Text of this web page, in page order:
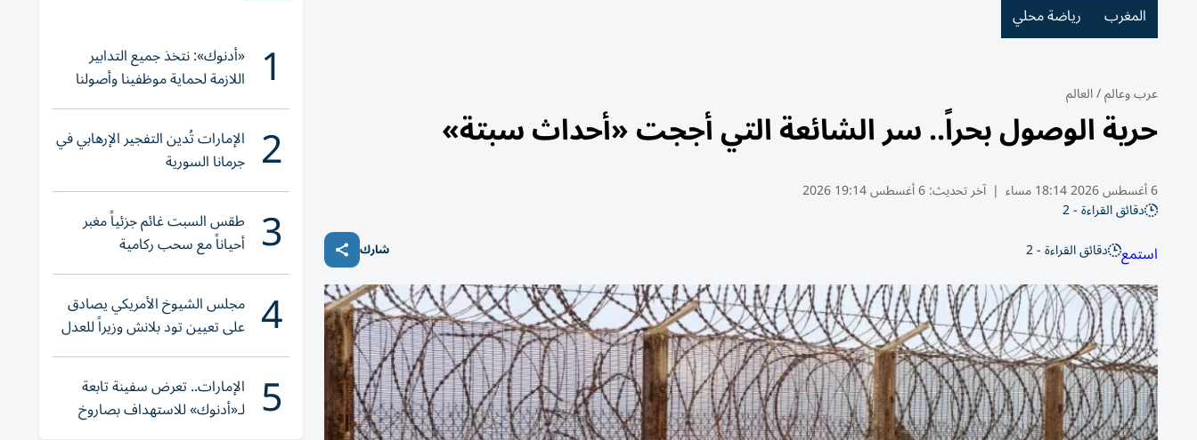
المغرب رياضة محلي
عرب وعالم/العالم
حرية الوصول بحراً.. سر الشائعة التي أججت «أحداث سبتة»
6 أغسطس 2026 18:14 مساء | آخر تحديث:6 أغسطس 19:14 2026
دقائق القراءة - 2
استمع دقائق القراءة - 2 شارك
1 «أدنوك»: نتخذ جميع التدابير
اللازمة لحماية موظفينا وأصولنا
وعملياتنا
2 الإمارات تُدين التفجير الإرهابي في
جرمانا السورية
3 طقس السبت غائم جزئياً مغبر
أحياناً مع سحب ركامية
4 مجلس الشيوخ الأمريكي يصادق
على تعيين تود بلانش وزيراً للعدل
5 الإمارات.. تعرض سفينة تابعة
لـ«أدنوك» للاستهداف بصاروخ